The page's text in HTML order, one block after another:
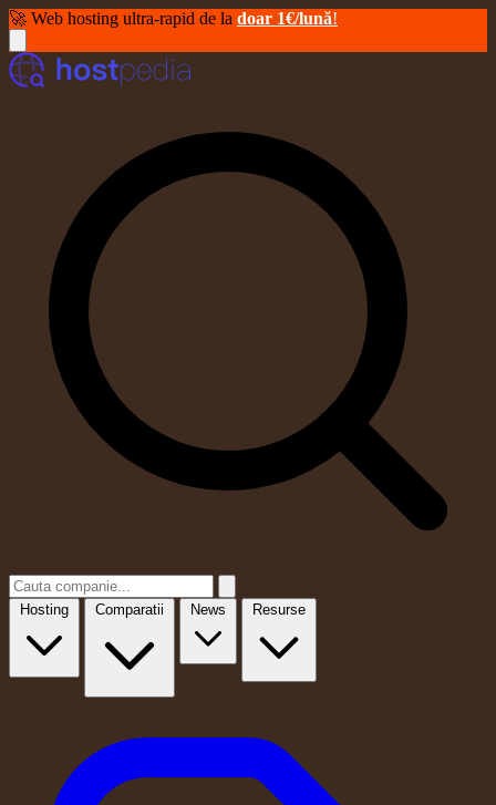
🚀 Web hosting ultra-rapid de la doar 1€/lună!
Hosting Comparatii News Resurse